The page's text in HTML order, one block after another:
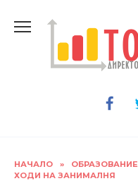
НАЧАЛО » ОБРАЗОВАНИЕ
ХОДИ НА ЗАНИМАЛНЯ